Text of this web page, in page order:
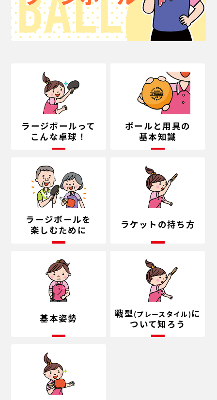
ラージボールって
こんな卓球！
ボールと用具の
基本知識
ラージボールを
楽しむために
ラケットの持ち方
基本姿勢 戦型 (プレースタイル)に
ついて知ろう